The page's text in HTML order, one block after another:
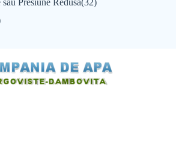
Presiune Redusa(32)